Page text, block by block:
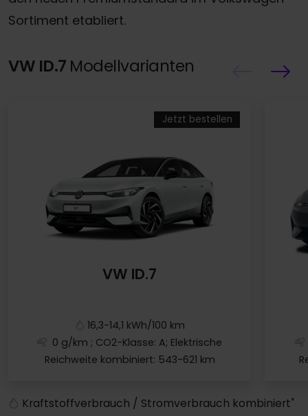
Sortiment etabliert.
VW ID.7 Modellvarianten
Jetzt bestellen
VW ID.7
16,3-14,1 kWh/100 km
0 g/km; CO2-Klasse: A; Elektrische
Reichweite kombiniert: 543-621 km
Kraftstoffverbrauch / Stromverbrauch kombiniert*